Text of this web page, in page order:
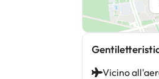
Vicino